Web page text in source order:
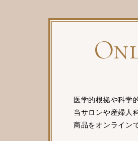
医学的根拠や科学
当サロンや産婦人
商品をオンライン